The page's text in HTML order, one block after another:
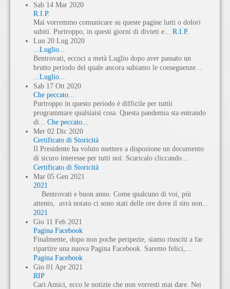
Sab 14 Mar 2020
R.I.P.
Mai vorremmo comunicare su queste pagine lutti o dolori
subiti. Purtroppo, in questi giorni di divieti e... R.I.P.
Lun 20 Lug 2020
...Luglio...
Bentrovati, eccoci a metà Luglio dopo aver passato un
brutto periodo del quale ancora subiamo le conseguenze...
...Luglio...
Sab 17 Ott 2020
Che peccato...
Purtroppo in questo periodo è difficile per tuttii
programmare qualsiaisi cosa. Questa pandemia sta entrando
di... Che peccato...
Mer 02 Dic 2020
Certificato di Storicità
Il Presidente ha voluto mettere a dispozione un documento
di sicuro interesse per tutti noi. Scaricalo cliccando...
Certificato di Storicità
Mar 05 Gen 2021
2021
Bentrovati e buon anno. Come qualcuno di voi, più
attento, avrà notato ci sono stati delle ore dove il sito non...
2021
Gio 11 Feb 2021
Pagina Facebook
Finalmente, dopo non poche peripezie, siamo riusciti a far
ripartire una nuova Pagina Facebook. Saremo felici,...
Pagina Facebook
Gio 01 Apr 2021
RIP
Cari Amici, ecco le notizie che non vorresti mai dare. Nei